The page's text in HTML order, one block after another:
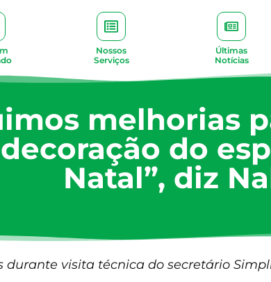
Nossos
Serviços
Últimas
Notícias
melhorias
do
Natal”, diz
durante visita técnica do secretário